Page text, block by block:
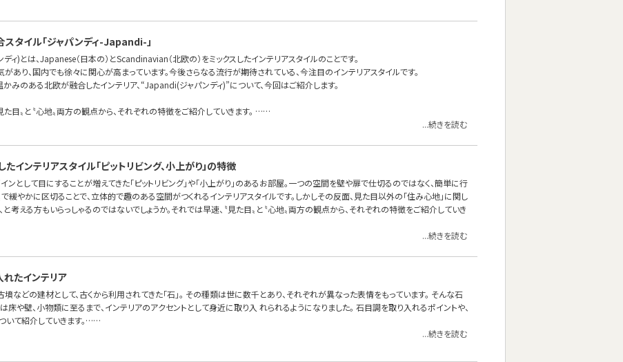
タイル「ジャパンディ-Japandi-」
ィ)とは、Japanese（日本の）とScandinavian（北欧の）をミックスしたインテリアスタイルのことです。
あり、国内でも徐々に関心が高まっています。今後さらなる流行が期待されている、今注目のインテリアスタイルです。
みのある北欧が融合したインテリア、“Japandi(ジャパンディ)”について、今回はご紹介します。
た目〟と〝心地〟両方の観点から、それぞれの特徴をご紹介していきます。 ……
...続きを読む
インテリアスタイル「ピットリビング、小上がり」の特徴
ンとして目にすることが増えてきた「ピットリビング」や「小上がり」のあるお部屋。一つの空間を壁や扉で仕切るのではなく、簡単に行
で緩やかに区切ることで、立体的で趣のある空間がつくれるインテリアスタイルです。しかしその反面、見た目以外の「住み心地」に関し
と考える方もいらっしゃるのではないでしょうか。それでは早速、〝見た目〟と〝心地〟両方の観点から、それぞれの特徴をご紹介していき
...続きを読む
たインテリア
などの建材として、古くから利用されてきた「石」。 その種類は世に数千とあり、それぞれが異なった表情をもっています。 そんな石
床や壁、小物類に至るまで、インテリアのアクセントとして身近に取り入 れられるようになりました。 石目調を取り入れるポイントや、
いて紹介していきます。……
...続きを読む